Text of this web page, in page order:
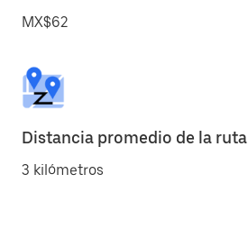
MX$62
Distancia promedio de la ruta
3 kilómetros